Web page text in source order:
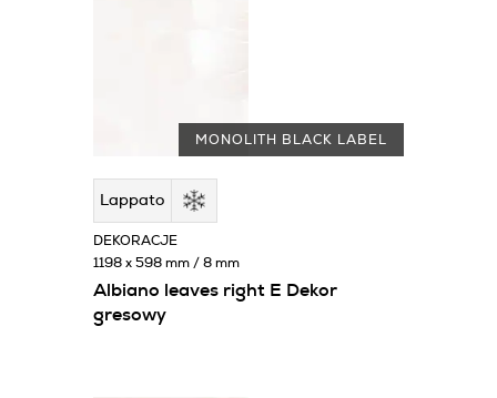
MONOLITH BLACK LABEL
Lappato
Albiano leaves right E Dekor
gresowy
DEKORACJE
1198 x 598 mm / 8 mm